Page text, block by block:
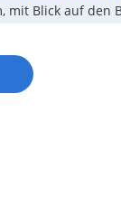
mit Blick auf den